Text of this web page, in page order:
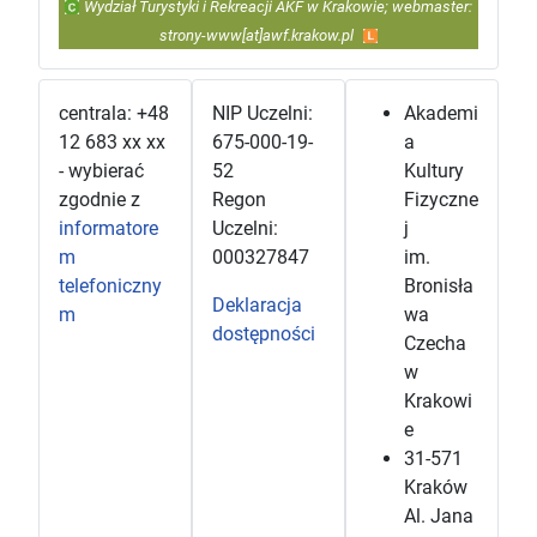
Wydział Turystyki i Rekreacji AKF w Krakowie; webmaster:
strony-www[at]awf.krakow.pl
centrala: +48
12 683 xx xx
- wybierać
zgodnie z
informatore
m
telefoniczny
m
NIP Uczelni:
675-000-19-
52
Regon
Uczelni:
000327847
Deklaracja
dostępności
Akademi
a
Kultury
Fizyczne
j
im.
Bronisła
wa
Czecha
w
Krakowi
e
31-571
Kraków
Al. Jana